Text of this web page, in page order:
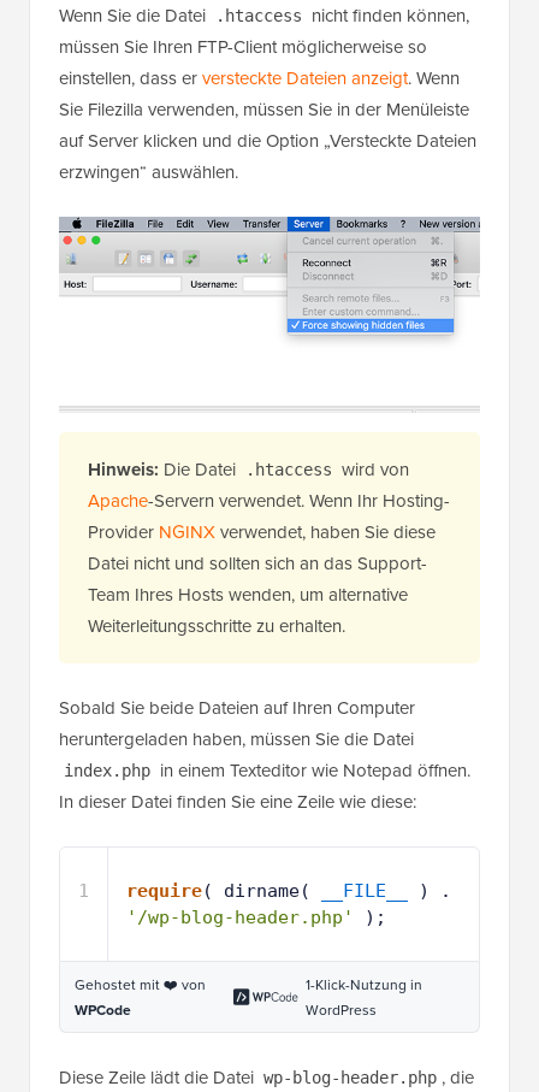
Wenn Sie die Datei .htaccess
nicht finden können,
müssen Sie Ihren FTP-Client möglicherweise so
einstellen, dass erversteckte Dateien anzeigt. Wenn
Sie Filezilla verwenden, müssen Sie in der Menüleiste
auf Server klicken und die Option „Versteckte Dateien
erzwingen“ auswählen.
Hinweis: Die Datei .htaccess wird von
Apache-Servern verwendet. Wenn Ihr Hosting-
Provider NGINXverwendet, haben Sie diese
Datei nicht und sollten sich an das Support-
Team Ihres Hosts wenden, um alternative
Weiterleitungsschritte zu erhalten.
Sobald Sie beide Dateien auf Ihren Computer
heruntergeladen haben, müssen Sie die Datei
index.php in einem Texteditor wie Notepad öffnen.
In dieser Datei finden Sie eine Zeile wie diese:
1 require( dirname( __FILE__
'/wp-blog-header.php'
);
Gehostet mit ❤️ von
WPCode
1-Klick-Nutzung in
WordPress
Diese Zeile lädt die Datei wp-blog-header.php , die